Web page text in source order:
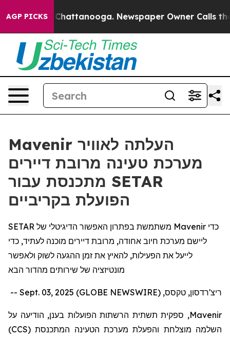
AGP PICKSin Chattanooga. Newspaper Owner Calls the
Mavenir העלתה לאוויר
מערכת טעינה מרובת דיירים
מתכנסת עבור SETAR
הפועלת בקריביים
SETAR משתמשת בפתרון האפשור הדיגיטלי של Mavenir כדי
ליישם מערכת חיוב אחודה, מרובת דיירים מוכנה לעתיד, כדי
לייעל את הפעילות, להאיץ את זמן ההגעה לשוק ולאפשר
מונטיזציה של שירותים מהדור הבא
ריצ'רדסון, טקסס, Sept. 03, 2025 (GLOBE NEWSWIRE) --
Mavenir, ספקית תשתית הרשתות הפועלות בענן, הודיעה על
השלמה מוצלחת והפעלת מערכת הטעינה המתכנסת (CCS
)